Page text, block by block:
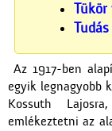
Az 1917-ben
egyik legnagyobb
Kossuth
emlékeztetni az